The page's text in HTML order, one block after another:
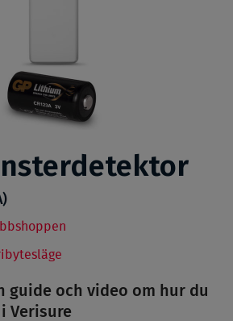
guide och video om hur du
Verisure